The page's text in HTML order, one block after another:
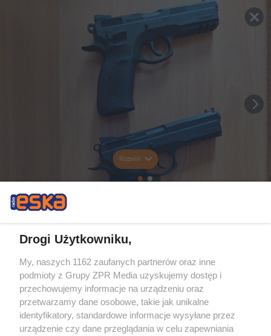
Rozwiń
Drogi Użytkowniku,
My, naszych 1162 zaufanych partnerów oraz inne
podmioty z Grupy ZPR Media uzyskujemy dostęp i
przechowujemy informacje na urządzeniu oraz
przetwarzamy dane osobowe, takie jak unikalne
identyfikatory, standardowe informacje wysyłane przez
urządzenie czy dane przeglądania w celu zapewniania